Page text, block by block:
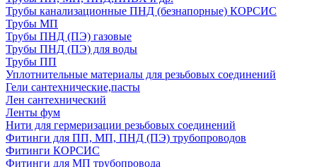
Трубы канализационные ПНД (безнапорные) КОРСИС
Трубы МП
Трубы ПНД (ПЭ) газовые
Трубы ПНД (ПЭ) для воды
Трубы ПП
Уплотнительные материалы для резьбовых соединений
Гели сантехнические,пасты
Лен сантехнический
Ленты фум
Нити для гермеризации резьбовых соединений
Фитинги для ПП, МП, ПНД (ПЭ) трубопроводов
Фитинги КОРСИС
Фитинги для МП трубопровода